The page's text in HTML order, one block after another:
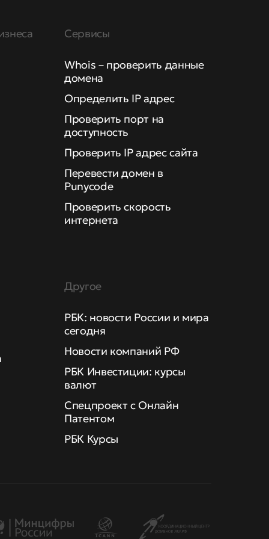
Сервисы
Whois – проверить данные
домена
Определить IP адрес
Проверить порт на
доступность
Проверить IP адрес сайта
Перевести домен в
Punycode
Проверить скорость
интернета
Другое
РБК: новости России и мира
сегодня
Новости компаний РФ
РБК Инвестиции: курсы
валют
Спецпроект с Онлайн
Патентом
РБК Курсы